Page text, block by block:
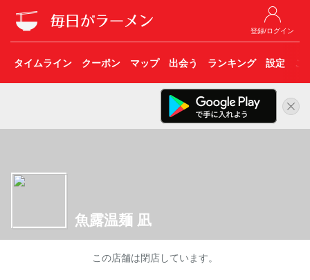
登録/ログイン
タイムライン クーポン マップ 出会う ランキング 設定 こ
魚露温麺 凪
この店舗は閉店しています。